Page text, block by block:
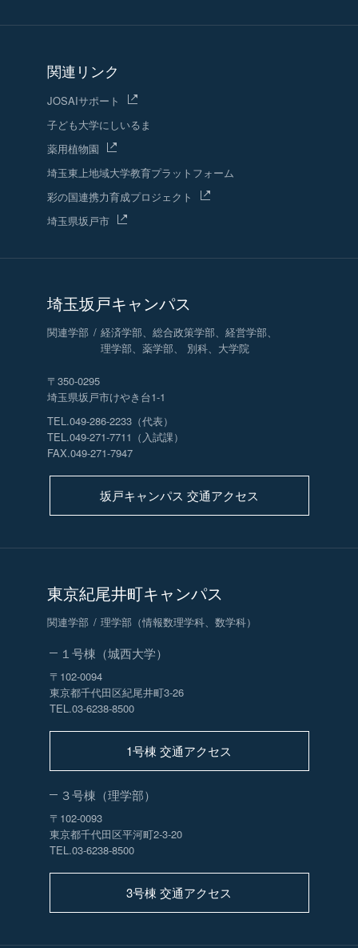
関連リンク
JOSAIサポート
子ども大学にしいるま
薬用植物園
埼玉東上地域大学教育プラットフォーム
彩の国連携力育成プロジェクト
埼玉県坂戸市
埼玉坂戸キャンパス
関連学部
経済学部、総合政策学部、経営学部、
理学部、薬学部、 別科、大学院
〒350-0295
埼玉県坂戸市けやき台1-1
TEL.049-286-2233（代表）
TEL.049-271-7711（入試課）
FAX.049-271-7947
坂戸キャンパス 交通アクセス
東京紀尾井町キャンパス
関連学部 理学部（情報数理学科、数学科）
１号棟（城西大学）
〒102-0094
東京都千代田区紀尾井町3-26
TEL.03-6238-8500
1号棟 交通アクセス
３号棟（理学部）
〒102-0093
東京都千代田区平河町2-3-20
TEL.03-6238-8500
3号棟 交通アクセス